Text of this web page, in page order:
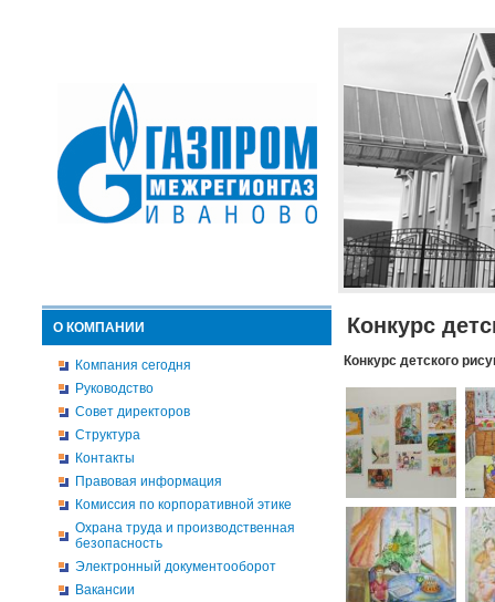
О КОМПАНИИ
Компания сегодня
Руководство
Совет директоров
Структура
Контакты
Правовая информация
Комиссия по корпоративной этике
Охрана труда и производственная
безопасность
Электронный документооборот
Вакансии
Конкурс
Конкурс детского